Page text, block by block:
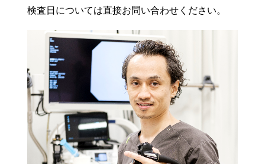
検査日については直接お問い合わせください。